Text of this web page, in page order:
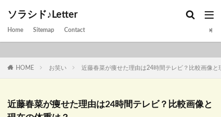
ソラシド♪Letter
Home Sitemap Contact
HOME お笑い 近藤春菜が痩せた理由は24時間テレビ？比較画像と
近藤春菜が痩せた理由は24時間テレビ？比較画像と